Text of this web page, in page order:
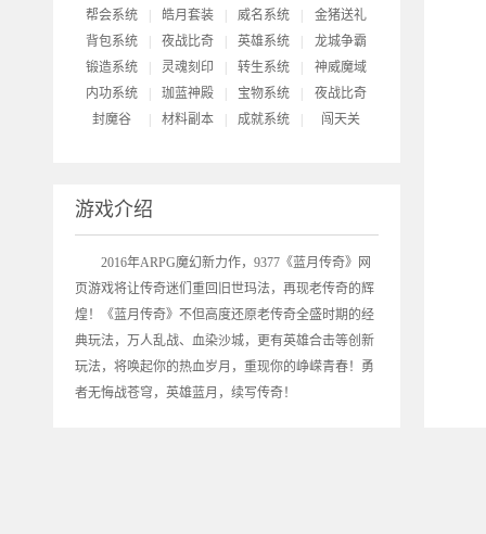
帮会系统 皓月套装 威名系统
金猪送礼
背包系统 夜战比奇 英雄系统
龙城争霸
锻造系统 灵魂刻印 转生系统
神威魔域
内功系统 珈蓝神殿 宝物系统
夜战比奇
封魔谷 材料副本 成就系统 闯天关
游戏介绍
2016年ARPG魔幻新力作，9377《蓝月传奇》网
页游戏将让传奇迷们重回旧世玛法，再现老传奇的辉
煌！《蓝月传奇》不但高度还原老传奇全盛时期的经
典玩法，万人乱战、血染沙城，更有英雄合击等创新
玩法，将唤起你的热血岁月，重现你的峥嵘青春！勇
者无悔战苍穹，英雄蓝月，续写传奇！